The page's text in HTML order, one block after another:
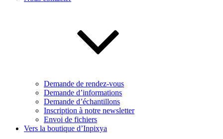
Demande de rendez-vous
Demande d’informations
Demande d’échantillons
Inscription à notre newsletter
Envoi de fichiers
Vers la boutique d’Inpixya